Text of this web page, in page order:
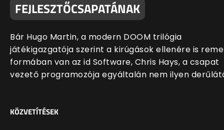
FEJLESZTŐCSAPATÁNAK
Bár Hugo Martin, a modern DOOM trilógia
játékigazgatója szerint a kirúgások ellenére is
formában van az id Software, Chris Hays, a csapat
vezető programozója egyáltalán nem ilyen
KÖZVETÍTÉSEK